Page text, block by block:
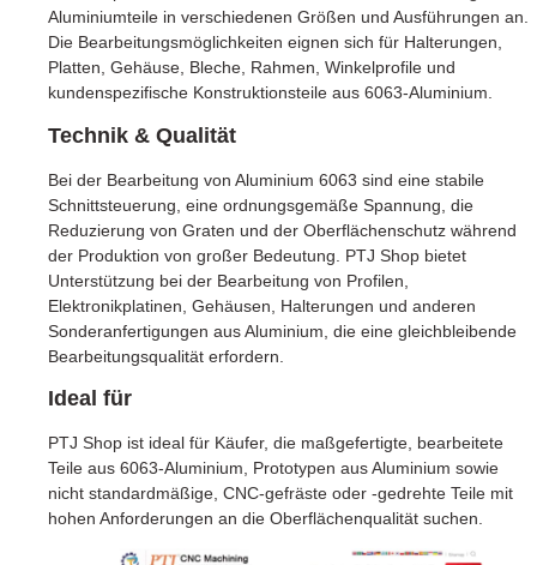
Aluminiumteile in verschiedenen Größen und Ausführungen an.
Die Bearbeitungsmöglichkeiten eignen sich für Halterungen,
Platten, Gehäuse, Bleche, Rahmen, Winkelprofile und
kundenspezifische Konstruktionsteile aus 6063-Aluminium.
Technik & Qualität
Bei der Bearbeitung von Aluminium 6063 sind eine stabile
Schnittsteuerung, eine ordnungsgemäße Spannung, die
Reduzierung von Graten und der Oberflächenschutz während
der Produktion von großer Bedeutung. PTJ Shop bietet
Unterstützung bei der Bearbeitung von Profilen,
Elektronikplatinen, Gehäusen, Halterungen und anderen
Sonderanfertigungen aus Aluminium, die eine gleichbleibende
Bearbeitungsqualität erfordern.
Ideal für
PTJ Shop ist ideal für Käufer, die maßgefertigte, bearbeitete
Teile aus 6063-Aluminium, Prototypen aus Aluminium sowie
nicht standardmäßige, CNC-gefräste oder -gedrehte Teile mit
hohen Anforderungen an die Oberflächenqualität suchen.